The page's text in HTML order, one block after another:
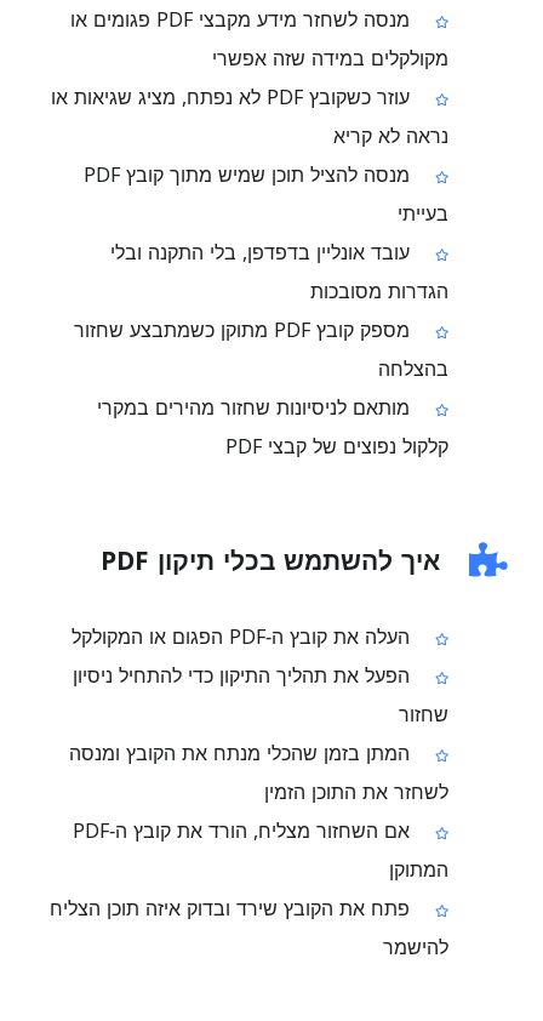
מנסה לשחזר מידע מקבצי PDF פגומים או
מקולקלים במידה שזה אפשרי
עוזר כשקובץ PDF לא נפתח, מציג שגיאות או
נראה לא קריא
מנסה להציל תוכן שמיש מתוך קובץ PDF
בעייתי
עובד אונליין בדפדפן, בלי התקנה ובלי
הגדרות מסובכות
מספק קובץ PDF מתוקן כשמתבצע שחזור
בהצלחה
מותאם לניסיונות שחזור מהירים במקרי
קלקול נפוצים של קבצי PDF
איך להשתמש בכלי תיקון PDF
העלה את קובץ ה‑PDF הפגום או המקולקל
הפעל את תהליך התיקון כדי להתחיל ניסיון
שחזור
המתן בזמן שהכלי מנתח את הקובץ ומנסה
לשחזר את התוכן הזמין
אם השחזור מצליח, הורד את קובץ ה‑PDF
המתוקן
פתח את הקובץ שירד ובדוק איזה תוכן הצליח
להישמר